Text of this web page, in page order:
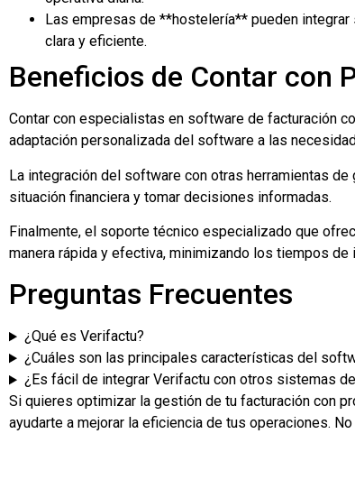
Las empresas de **hostelería** pueden
clara y eficiente.
Beneficios de Contar con
Contar con especialistas en software de facturación
adaptación personalizada del software a las
La integración del software con otras herramientas
situación financiera y tomar decisiones informadas.
Finalmente, el soporte técnico especializado que
manera rápida y efectiva, minimizando los tiempos
Preguntas Frecuentes
¿Qué es Verifactu?
¿Cuáles son las principales características del
¿Es fácil de integrar Verifactu con otros sistemas
Si quieres optimizar la gestión de tu facturación con
ayudarte a mejorar la eficiencia de tus operaciones.